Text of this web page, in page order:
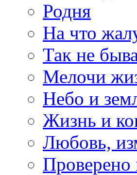
Родня
На что
Так не
Мелочи
Небо и
Жизнь и
Любовь,
Проверено